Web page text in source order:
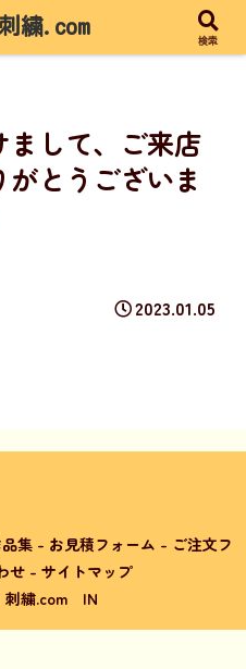
まして、ご来店
がとうございま
2023.01.05
集 - お見積フォーム - ご注文フ
せ - サイトマップ
刺繍.com IN
繍.com
検索